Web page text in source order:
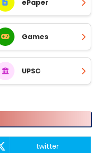
ePaper
Games
UPSC
twitter